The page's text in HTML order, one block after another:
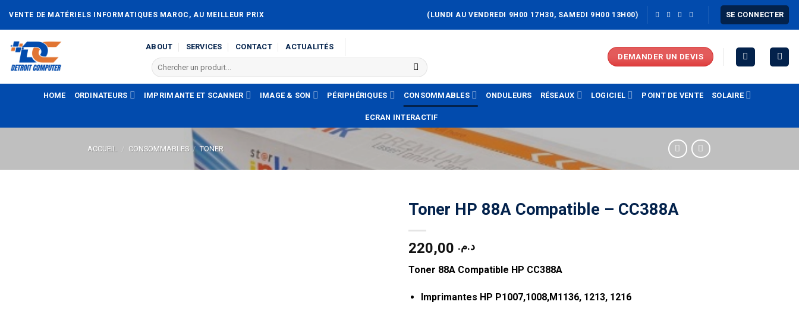
VENTE DE MATÉRIELS INFORMATIQUES MAROC, AU MEILLEUR PRIX (LUNDI AU VENDREDI 9H00 17H30, SAMEDI 9H00 13H00) SE CONNECTER
ABOUT SERVICES CONTACT ACTUALITÉS
Recherche
pour :
DEMANDER UN DEVIS
HOME ORDINATEURS IMPRIMANTE ET SCANNER IMAGE & SON PÉRIPHÉRIQUES CONSOMMABLES ONDULEURS RÉSEAUX LOGICIEL POINT DE VENTE SOLAIRE
ECRAN INTERACTIF
ACCUEIL / CONSOMMABLES / TONER
Toner HP 88A Compatible – CC388A
د.م.
Toner 88A Compatible HP CC388A
Imprimantes HP P1007,1008,M1136, 1213, 1216